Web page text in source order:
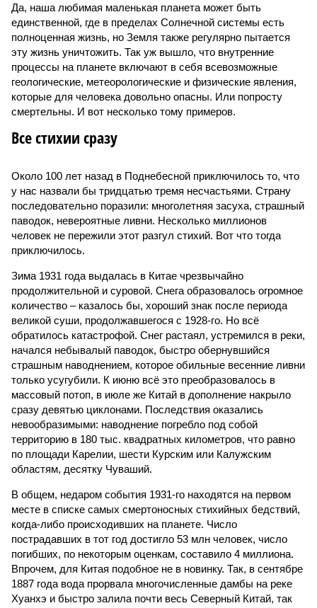
Да, наша любимая маленькая планета может быть
единственной, где в пределах Солнечной системы есть
полноценная жизнь, но Земля также регулярно пытается
эту жизнь уничтожить. Так уж вышло, что внутренние
процессы на планете включают в себя всевозможные
геологические, метеорологические и физические явления,
которые для человека довольно опасны. Или попросту
смертельны. И вот несколько тому примеров.
Все стихии сразу
Около 100 лет назад в Поднебесной приключилось то, что
у нас назвали бы тридцатью тремя несчастьями. Страну
последовательно поразили: многолетняя засуха, страшный
паводок, невероятные ливни. Несколько миллионов
человек не пережили этот разгул стихий. Вот что тогда
приключилось.
Зима 1931 года выдалась в Китае чрезвычайно
продолжительной и суровой. Снега образовалось огромное
количество – казалось бы, хороший знак после периода
великой суши, продолжавшегося с 1928-го. Но всё
обратилось катастрофой. Снег растаял, устремился в реки,
начался небывалый паводок, быстро обернувшийся
страшным наводнением, которое обильные весенние ливни
только усугубили. К июню всё это преобразовалось в
массовый потоп, в июле же Китай в дополнение накрыло
сразу девятью циклонами. Последствия оказались
невообразимыми: наводнение погребло под собой
территорию в 180 тыс. квадратных километров, что равно
по площади Карелии, шести Курским или Калужским
областям, десятку Чуваший.
В общем, недаром события 1931-го находятся на первом
месте в списке самых смертоносных стихийных бедствий,
когда-либо происходивших на планете. Число
пострадавших в тот год достигло 53 млн человек, число
погибших, по некоторым оценкам, составило 4 миллиона.
Впрочем, для Китая подобное не в новинку. Так, в сентябре
1887 года вода прорвала многочисленные дамбы на реке
Хуанхэ и быстро залила почти весь Северный Китай, так